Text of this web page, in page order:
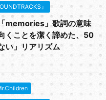
』
memories」歌詞の意味
くことを潔く諦めた、50
い」リアリズム